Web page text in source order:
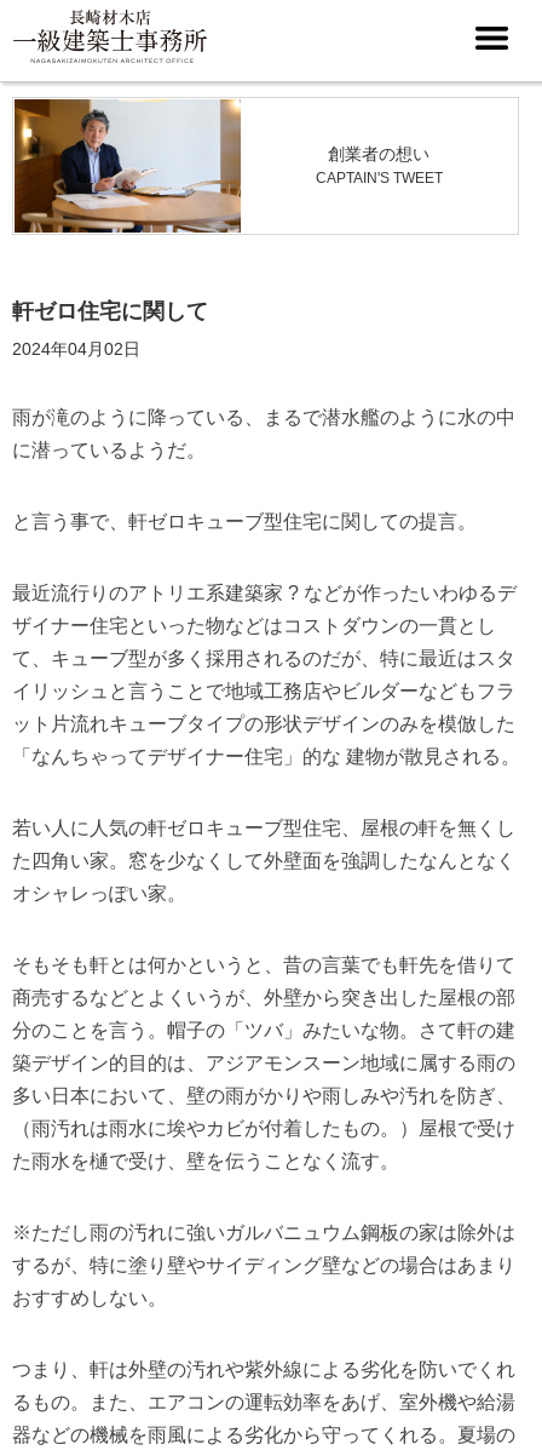
創業者の想い
CAPTAIN'S TWEET
軒ゼロ住宅に関して
2024年04月02日
雨が滝のように降っている、まるで潜水艦のように水の中
に潜っているようだ。
と言う事で、軒ゼロキューブ型住宅に関しての提言。
最近流行りのアトリエ系建築家 ? などが作ったいわゆるデ
ザイナー住宅といった物などはコストダウンの一貫とし
て、キューブ型が多く採用されるのだが、特に最近はスタ
イリッシュと言うことで地域工務店やビルダーなどもフラ
ット片流れキューブタイプの形状デザインのみを模倣した
「なんちゃってデザイナー住宅」的な 建物が散見される。
若い人に人気の軒ゼロキューブ型住宅、屋根の軒を無くし
た四角い家。窓を少なくして外壁面を強調したなんとなく
オシャレっぽい家。
そもそも軒とは何かというと、昔の言葉でも軒先を借りて
商売するなどとよくいうが、外壁から突き出した屋根の部
分のことを言う。帽子の「ツバ」みたいな物。さて軒の建
築デザイン的目的は、アジアモンスーン地域に属する雨の
多い日本において、壁の雨がかりや雨しみや汚れを防ぎ、
（雨汚れは雨水に埃やカビが付着したもの。）屋根で受け
た雨水を樋で受け、壁を伝うことなく流す。
※ただし雨の汚れに強いガルバニュウム鋼板の家は除外は
するが、特に塗り壁やサイディング壁などの場合はあまり
おすすめしない。
つまり、軒は外壁の汚れや紫外線による劣化を防いでくれ
るもの。また、エアコンの運転効率をあげ、室外機や給湯
器などの機械を雨風による劣化から守ってくれる。夏場の